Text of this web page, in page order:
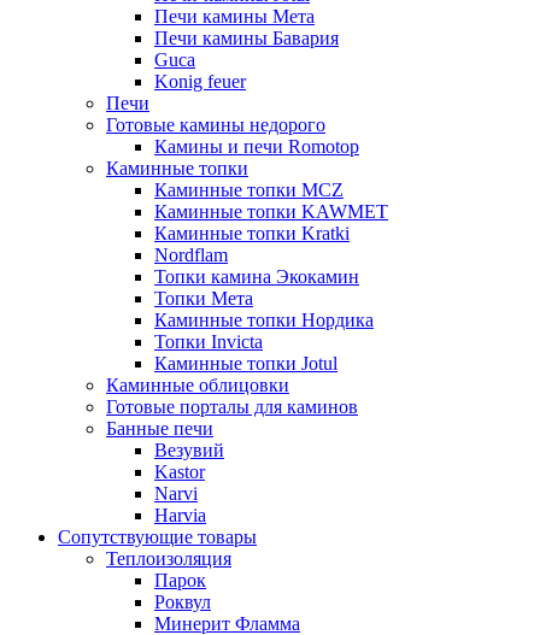
Печи камины Мета
Печи камины Бавария
Guca
Konig feuer
Печи
Готовые камины недорого
Камины и печи Romotop
Каминные топки
Каминные топки MCZ
Каминные топки KAWMET
Каминные топки Kratki
Nordflam
Топки камина Экокамин
Топки Мета
Каминные топки Нордика
Топки Invicta
Каминные топки Jotul
Каминные облицовки
Готовые порталы для каминов
Банные печи
Везувий
Kastor
Narvi
Harvia
Сопутствующие товары
Теплоизоляция
Парок
Роквул
Минерит Фламма